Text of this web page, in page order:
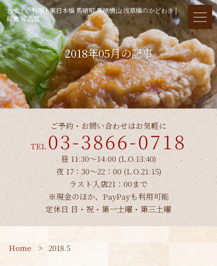
おすすめ料理 | 東日本橋 馬喰町 馬喰横山 浅草橋のかどわき |
和食 居酒屋
2018年05月の記事
ご予約・お問い合わせはお気軽に
TEL 03-3866-0718
昼 11:30～14:00 (L.O.13:40)
夜 17：30～22：00 (L.O.21:15)
ラスト入店21：00まで
※現金のほか、PayPayも利用可能
定休日 日・祝・第一土曜・第三土曜
Home 2018.5